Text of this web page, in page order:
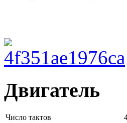
Двигатель
Число тактов